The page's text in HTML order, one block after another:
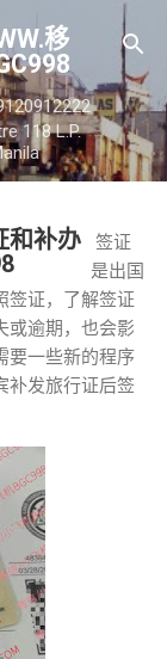
移
118 L.P.
和补办
签证
是出国
签证，了解签证
或逾期，也会影
要一些新的程序
补发旅行证后签